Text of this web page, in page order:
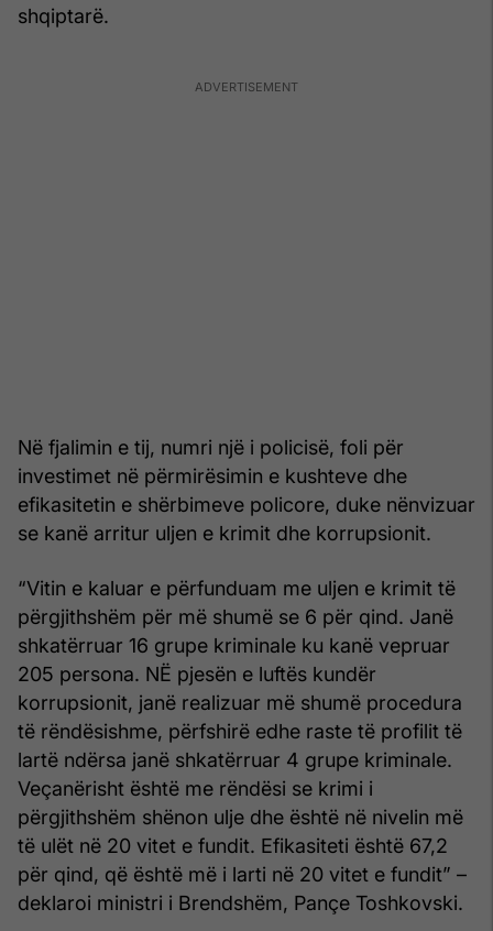
shqiptarë.
Në fjalimin e tij, numri një i policisë, foli për
investimet në përmirësimin e kushteve dhe
efikasitetin e shërbimeve policore, duke nënvizuar
se kanë arritur uljen e krimit dhe korrupsionit.
“Vitin e kaluar e përfunduam me uljen e krimit të
përgjithshëm për më shumë se 6 për qind. Janë
shkatërruar 16 grupe kriminale ku kanë vepruar
205 persona. NË pjesën e luftës kundër
korrupsionit, janë realizuar më shumë procedura
të rëndësishme, përfshirë edhe raste të profilit të
lartë ndërsa janë shkatërruar 4 grupe kriminale.
Veçanërisht është me rëndësi se krimi i
përgjithshëm shënon ulje dhe është në nivelin më
të ulët në 20 vitet e fundit. Efikasiteti është 67,2
për qind, që është më i larti në 20 vitet e fundit” –
deklaroi ministri i Brendshëm, Pançe Toshkovski.